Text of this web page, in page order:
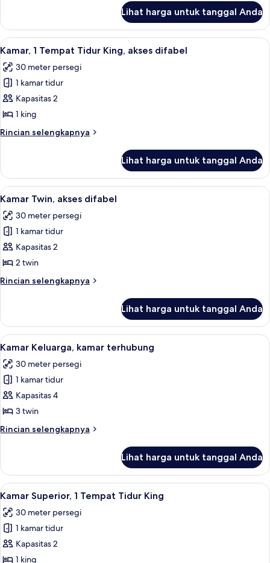
(Senator)
Suite,
Tempat
King
(Senator)
Lihat harga untuk tanggal Anda
Lihat
semua
foto
untuk
Kamar,
1
Tempat
Tidur
akses
difabel
Seprai premium, selimut bulu angsa,
5
Kamar, 1 Tempat Tidur King, akses difabel
30 meter persegi
1 kamar tidur
Kapasitas 2
1 king
Rincian selengkapnya
Rincian
Kamar,
Tempat
King,
akses
Lihat harga untuk tanggal Anda
Lihat
semua
foto
untuk
Kamar
Twin,
akses
difabel
Shower, perlengkapan mandi
5
Kamar Twin, akses difabel
30 meter persegi
1 kamar tidur
Kapasitas 2
2 twin
Rincian selengkapnya
Rincian
Kamar
Twin,
akses
Lihat harga untuk tanggal Anda
Lihat
semua
foto
untuk
Kamar
Keluarga,
kamar
terhubung
Seprai premium, selimut bulu angsa,
6
Kamar Keluarga, kamar terhubung
30 meter persegi
1 kamar tidur
Kapasitas 4
3 twin
Rincian selengkapnya
Rincian
Kamar
Keluarga,
kamar
terhubung
Lihat harga untuk tanggal Anda
Lihat
semua
foto
untuk
Kamar
Superior,
Seprai premium, selimut bulu angsa,
7
Kamar Superior, 1 Tempat Tidur King
30 meter persegi
1 kamar tidur
Kapasitas 2
1 king